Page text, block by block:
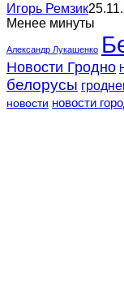
Игорь Ремзик
Менее минуты
Александр Лукашенко
Новости Гродно
белорусы
новости новости